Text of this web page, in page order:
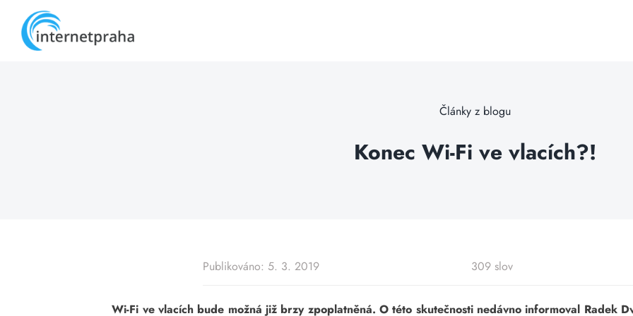
content
Články z blogu
Konec Wi-Fi ve vlacích?!
Publikováno: 5. 3. 2019 309 slov
Wi-Fi ve vlacích bude možná již brzy zpoplatněná. O této skutečnosti nedávno informoval Radek